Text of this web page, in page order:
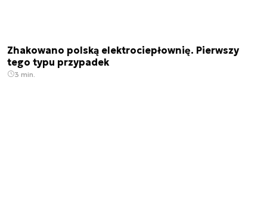
Zhakowano polską elektrociepłownię. Pierwszy
tego typu przypadek
3 min.